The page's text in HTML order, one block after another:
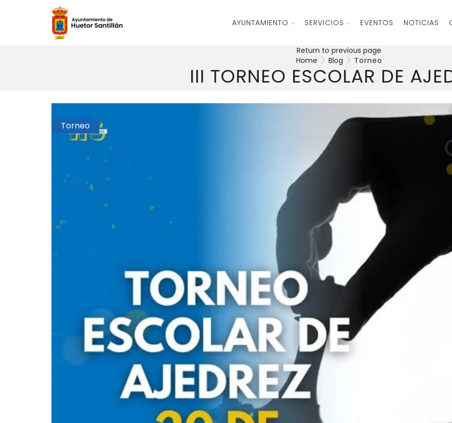
AYUNTAMIENTO SERVICIOS EVENTOS NOTICIAS
Return to previous page
Home
Blog Torneo
III TORNEO ESCOLAR DE
Torneo